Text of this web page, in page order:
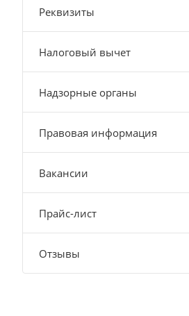
Реквизиты
Налоговый вычет
Надзорные органы
Правовая информация
Вакансии
Прайс-лист
Отзывы